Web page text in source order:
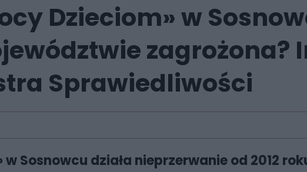
Dzieciom» w
zagrożona?
Sprawiedliwości
Sosnowcu działa nieprzerwanie od 2012